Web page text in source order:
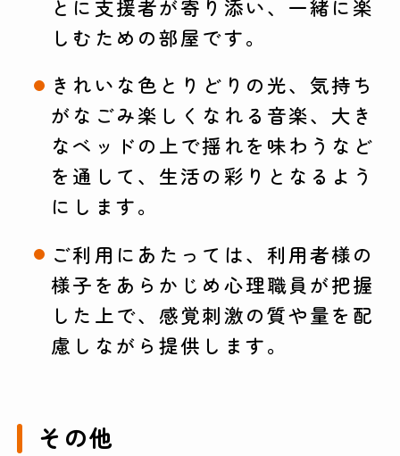
とに支援者が寄り添い、一緒に楽
しむための部屋です。
きれいな色とりどりの光、気持ち
がなごみ楽しくなれる音楽、大き
なベッドの上で揺れを味わうなど
を通して、生活の彩りとなるよう
にします。
ご利用にあたっては、利用者様の
様子をあらかじめ心理職員が把握
した上で、感覚刺激の質や量を配
慮しながら提供します。
その他